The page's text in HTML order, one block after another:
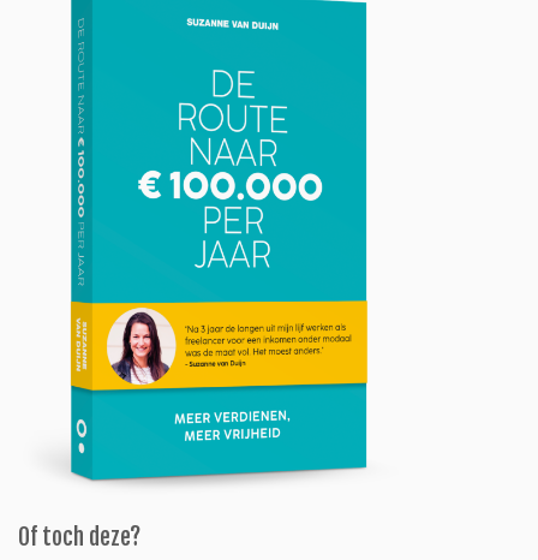
Of toch deze?